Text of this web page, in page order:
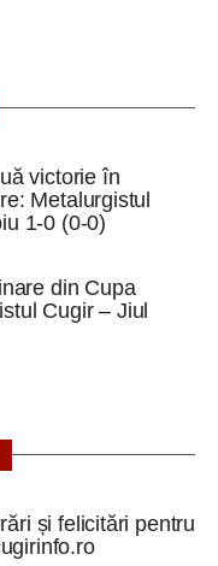
victorie în
Metalurgistul
1-0 (0-0)
din Cupa
Cugir – Jiul
și felicitări pentru